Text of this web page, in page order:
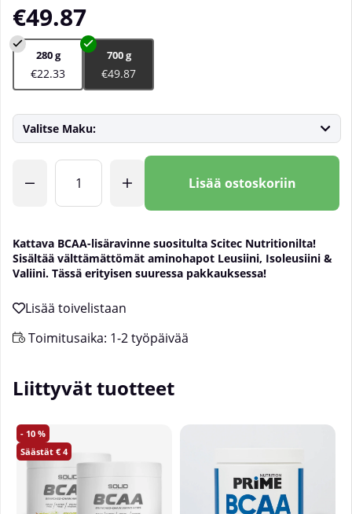
€49.87
280 g
€22.33
700 g
€49.87
Valitse Maku:
Lisää ostoskoriin
Kattava BCAA-lisäravinne suositulta Scitec Nutritionilta!
Sisältää välttämättömät aminohapot Leusiini, Isoleusiini &
Valiini. Tässä erityisen suuressa pakkauksessa!
Toimitusaika: 1-2 työpäivää
Liittyvät tuotteet
10
4